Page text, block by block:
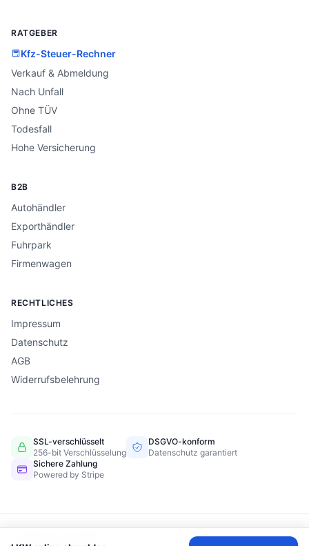
RATGEBER
Kfz-Steuer-Rechner
Verkauf & Abmeldung
Nach Unfall
Ohne TÜV
Todesfall
Hohe Versicherung
B2B
Autohändler
Exporthändler
Fuhrpark
Firmenwagen
RECHTLICHES
Impressum
Datenschutz
AGB
Widerrufsbelehrung
SSL-verschlüsselt
256-bit Verschlüsselung
DSGVO-konform
Datenschutz garantiert
Sichere Zahlung
Powered by Stripe